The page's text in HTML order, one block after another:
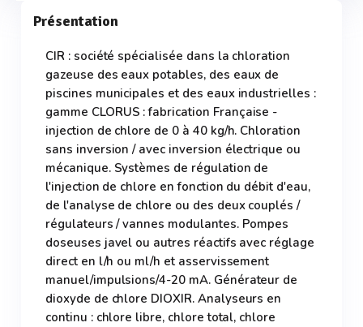
Présentation
CIR : société spécialisée dans la chloration
gazeuse des eaux potables, des eaux de
piscines municipales et des eaux industrielles :
gamme CLORUS : fabrication Française -
injection de chlore de 0 à 40 kg/h. Chloration
sans inversion / avec inversion électrique ou
mécanique. Systèmes de régulation de
l'injection de chlore en fonction du débit d'eau,
de l'analyse de chlore ou des deux couplés /
régulateurs / vannes modulantes. Pompes
doseuses javel ou autres réactifs avec réglage
direct en l/h ou ml/h et asservissement
manuel/impulsions/4-20 mA. Générateur de
dioxyde de chlore DIOXIR. Analyseurs en
continu : chlore libre, chlore total, chlore